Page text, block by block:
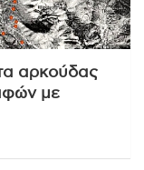
αρκούδας
με